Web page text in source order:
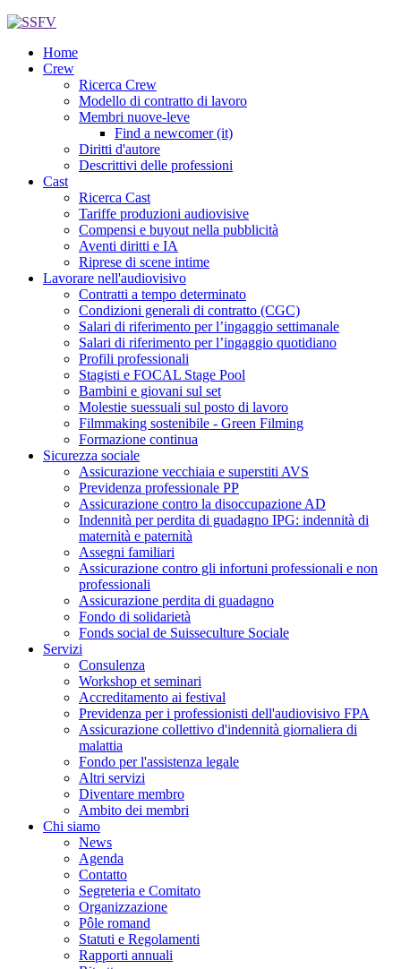
Home
Crew
Ricerca Crew
Modello di contratto di lavoro
Membri nuove-leve
Find a newcomer (it)
Diritti d'autore
Descrittivi delle professioni
Cast
Ricerca Cast
Tariffe produzioni audiovisive
Compensi e buyout nella pubblicità
Aventi diritti e IA
Riprese di scene intime
Lavorare nell'audiovisivo
Contratti a tempo determinato
Condizioni generali di contratto (CGC)
Salari di riferimento per l’ingaggio settimanale
Salari di riferimento per l’ingaggio quotidiano
Profili professionali
Stagisti e FOCAL Stage Pool
Bambini e giovani sul set
Molestie suessuali sul posto di lavoro
Filmmaking sostenibile - Green Filming
Formazione continua
Sicurezza sociale
Assicurazione vecchiaia e superstiti AVS
Previdenza professionale PP
Assicurazione contro la disoccupazione AD
Indennità per perdita di guadagno IPG: indennità di
maternità e paternità
Assegni familiari
Assicurazione contro gli infortuni professionali e non
professionali
Assicurazione perdita di guadagno
Fondo di solidarietà
Fonds social de Suisseculture Sociale
Servizi
Consulenza
Workshop et seminari
Accreditamento ai festival
Previdenza per i professionisti dell'audiovisivo FPA
Assicurazione collettivo d'indennità giornaliera di
malattia
Fondo per l'assistenza legale
Altri servizi
Diventare membro
Ambito dei membri
Chi siamo
News
Agenda
Contatto
Segreteria e Comitato
Organizzazione
Pôle romand
Statuti e Regolamenti
Rapporti annuali